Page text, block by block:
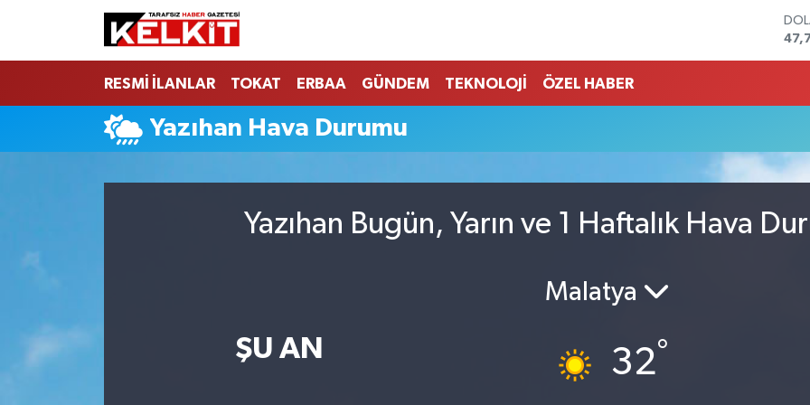
RESMİ İLANLAR TOKAT ERBAA GÜNDEM TEKNOLOJİ ÖZEL HABER
Yazıhan Hava Durumu
Yazıhan Bugün, Yarın ve 1 Haftalık Hava
ŞU AN
Malatya
32°